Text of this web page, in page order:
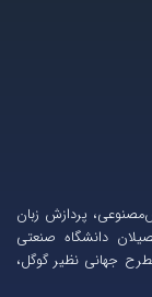
پردازش زبان
دانشگاه صنعتی
جهانی نظیر گوگل،